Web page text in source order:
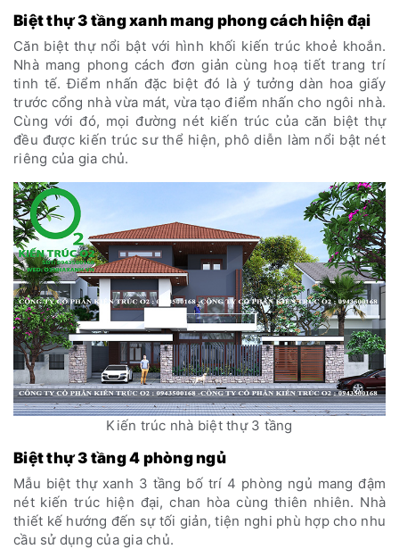
Biệt thự 3 tầng xanh mang phong cách hiện đại
Căn biệt thự nổi bật với hình khối kiến trúc khoẻ khoắn.
Nhà mang phong cách đơn giản cùng hoạ tiết trang trí
tinh tế. Điểm nhấn đặc biệt đó là ý tưởng dàn hoa giấy
trước cổng nhà vừa mát, vừa tạo điểm nhấn cho ngôi nhà.
Cùng với đó, mọi đường nét kiến trúc của căn biệt thự
đều được kiến trúc sư thể hiện, phô diễn làm nổi bật nét
riêng của gia chủ.
Kiến trúc nhà biệt thự 3 tầng
Biệt thự 3 tầng 4 phòng ngủ
Mẫu biệt thự xanh 3 tầng bố trí 4 phòng ngủ mang đậm
nét kiến trúc hiện đại, chan hòa cùng thiên nhiên. Nhà
thiết kế hướng đến sự tối giản, tiện nghi phù hợp cho nhu
cầu sử dụng của gia chủ.